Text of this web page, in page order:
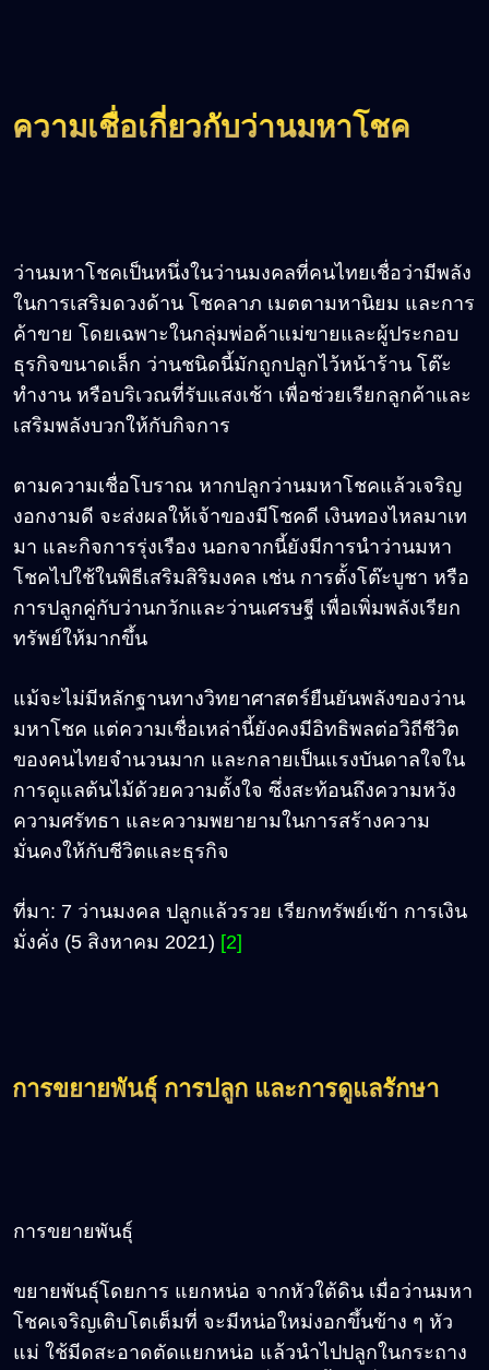
ความเชื่อเกี่ยวกับว่านมหาโชค
ว่านมหาโชคเป็นหนึ่งในว่านมงคลที่คนไทยเชื่อว่ามีพลัง
ในการเสริมดวงด้าน โชคลาภ เมตตามหานิยม และการ
ค้าขาย โดยเฉพาะในกลุ่มพ่อค้าแม่ขายและผู้ประกอบ
ธุรกิจขนาดเล็ก ว่านชนิดนี้มักถูกปลูกไว้หน้าร้าน โต๊ะ
ทำงาน หรือบริเวณที่รับแสงเช้า เพื่อช่วยเรียกลูกค้าและ
เสริมพลังบวกให้กับกิจการ
ตามความเชื่อโบราณ หากปลูกว่านมหาโชคแล้วเจริญ
งอกงามดี จะส่งผลให้เจ้าของมีโชคดี เงินทองไหลมาเท
มา และกิจการรุ่งเรือง นอกจากนี้ยังมีการนำว่านมหา
โชคไปใช้ในพิธีเสริมสิริมงคล เช่น การตั้งโต๊ะบูชา หรือ
การปลูกคู่กับว่านกวักและว่านเศรษฐี เพื่อเพิ่มพลังเรียก
ทรัพย์ให้มากขึ้น
แม้จะไม่มีหลักฐานทางวิทยาศาสตร์ยืนยันพลังของว่าน
มหาโชค แต่ความเชื่อเหล่านี้ยังคงมีอิทธิพลต่อวิถีชีวิต
ของคนไทยจำนวนมาก และกลายเป็นแรงบันดาลใจใน
การดูแลต้นไม้ด้วยความตั้งใจ ซึ่งสะท้อนถึงความหวัง
ความศรัทธา และความพยายามในการสร้างความ
มั่นคงให้กับชีวิตและธุรกิจ
ที่มา: 7 ว่านมงคล ปลูกแล้วรวย เรียกทรัพย์เข้า การเงิน
มั่งคั่ง (5 สิงหาคม 2021) [2]
การขยายพันธุ์ การปลูก และการดูแลรักษา
การขยายพันธุ์
ขยายพันธุ์โดยการ แยกหน่อ จากหัวใต้ดิน เมื่อว่านมหา
โชคเจริญเติบโตเต็มที่ จะมีหน่อใหม่งอกขึ้นข้าง ๆ หัว
แม่ ใช้มีดสะอาดตัดแยกหน่อ แล้วนำไปปลูกในกระถาง